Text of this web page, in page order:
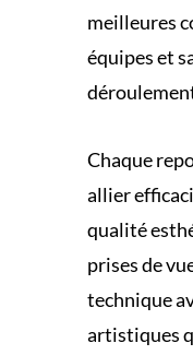
meilleures
équipes et
Chaque
allier
qualité
prises de
technique
artistiques